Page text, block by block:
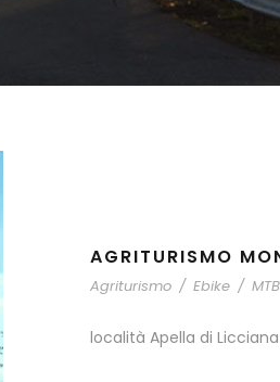
AGRITURISMO
Agriturismo / Ebike / MTB
località Apella di